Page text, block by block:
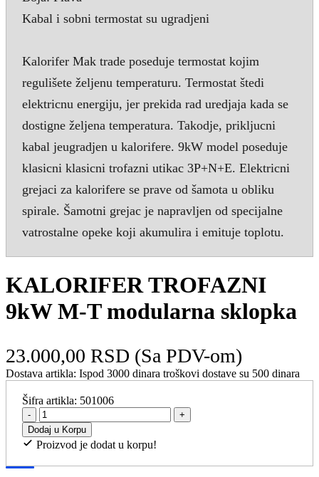
Kabal i sobni termostat su ugradjeni
Kalorifer Mak trade poseduje termostat kojim
regulišete željenu temperaturu. Termostat štedi
elektricnu energiju, jer prekida rad uredjaja kada se
dostigne željena temperatura. Takodje, prikljucni
kabal jeugradjen u kalorifere. 9kW model poseduje
klasicni klasicni trofazni utikac 3P+N+E. Elektricni
grejaci za kalorifere se prave od šamota u obliku
spirale. Šamotni grejac je napravljen od specijalne
vatrostalne opeke koji akumulira i emituje toplotu.
KALORIFER TROFAZNI
9kW M-T modularna sklopka
23.000,00 RSD (Sa PDV-om)
Dostava artikla: Ispod 3000 dinara troškovi dostave su 500 dinara
Šifra artikla: 501006
-
+
Dodaj u Korpu
Proizvod je dodat u korpu!